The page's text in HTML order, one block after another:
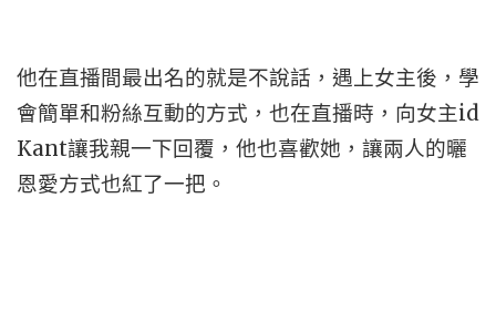
他在直播間最出名的就是不說話，遇上女主後，學
會簡單和粉絲互動的方式，也在直播時，向女主id
Kant讓我親一下回覆，他也喜歡她，讓兩人的曬
恩愛方式也紅了一把。